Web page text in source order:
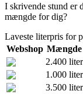
I skrivende stund er
mængde for dig?
Laveste literpris for
Webshop Mængde
2.400 liter
1.000 liter
3.500 liter